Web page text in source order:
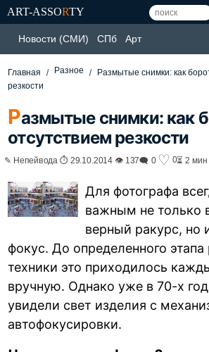
ART-ASSORTY
Новости (СМИ) СПб Арт
Главная Разное
Размытые снимки: как
резкости
Размытые снимки: как
отсутствием резкости
✎ Непейвода ⏱ 29.10.2014 👁 137🗨 0 ♡ 0⏳ 2 мин
Для фотографа
важным не только
верный ракурс, но
фокус. До определенного этапа
техники это приходилось
вручную. Однако уже в 70-х
увидели свет изделия с
автофокусировки.